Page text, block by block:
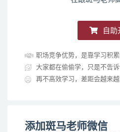
自助
职场竞争优势，是靠学习积累
大家都在偷偷学，只是不告
再不高效学习，差距会越来越
添加斑马老师微信